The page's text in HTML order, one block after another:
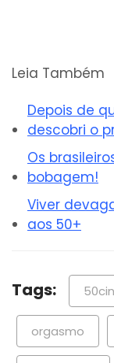
Leia Também
Depois de
descobri o
Os
bobagem!
Viver
aos 50+
Tags:
orgasmo